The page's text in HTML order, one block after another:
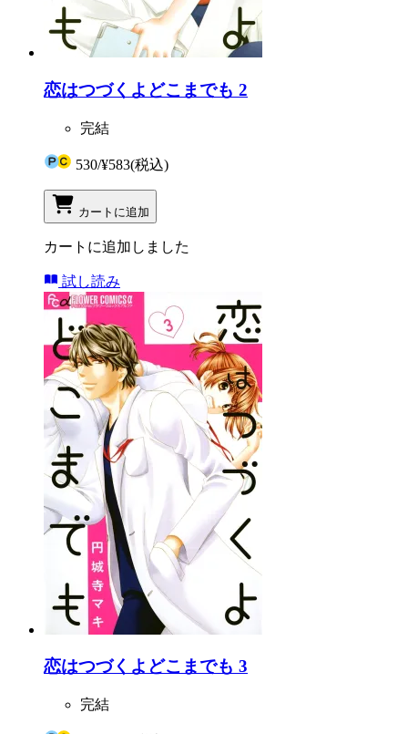
恋はつづくよどこまでも 2
完結
530/¥583(税込)
カートに追加
カートに追加しました
試し読み
恋はつづくよどこまでも 3
完結